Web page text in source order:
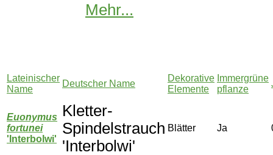
Mehr...
Lateinischer
Name
Deutscher Name
Dekorative
Elemente
Immergrüne
pflanze
Euonymus
fortunei
'Interbolwi'
Kletter-
Spindelstrauch
'Interbolwi'
Blätter Ja